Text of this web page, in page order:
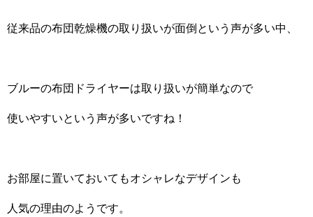
従来品の布団乾燥機の取り扱いが面倒という声が多い中、
ブルーの布団ドライヤーは取り扱いが簡単なので
使いやすいという声が多いですね！
お部屋に置いておいてもオシャレなデザインも
人気の理由のようです。